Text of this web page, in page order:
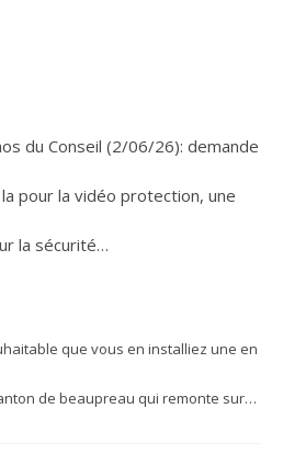
du Conseil (2/06/26): demande
pour la vidéo protection, une
la sécurité…
que vous en installiez une en
de beaupreau qui remonte sur…